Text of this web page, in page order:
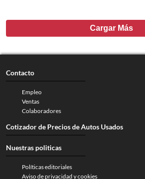
Cargar Más
Contacto
Empleo
Ventas
Colaboradores
Cotizador de Precios de Autos Usados
Nuestras politicas
Políticas editoriales
Aviso de privacidad y cookies